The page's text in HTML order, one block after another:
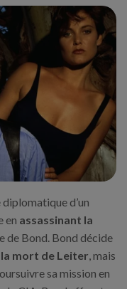
d’un
en assassinant la
de Bond. Bond décide
mort de Leiter, mais
sa mission en